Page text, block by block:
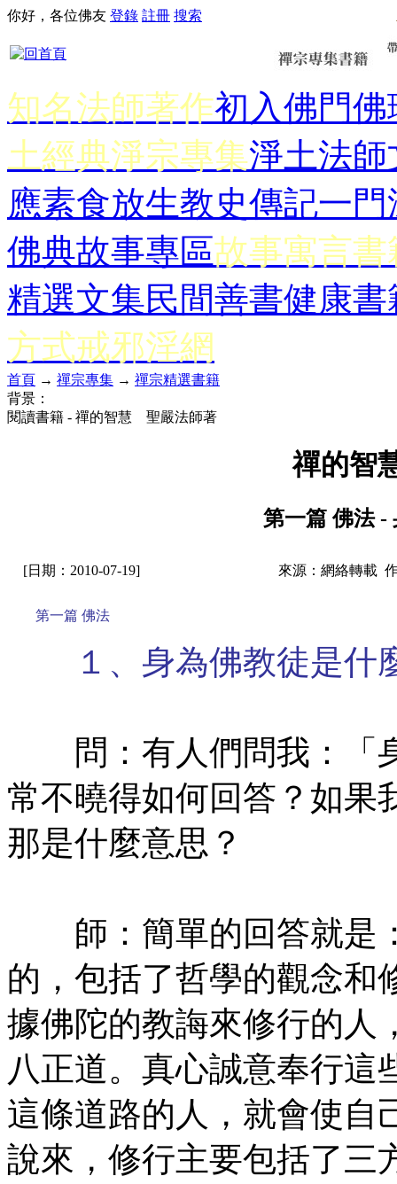
你好，各位佛友 登錄 註冊 搜索
知名法師著作初入佛門佛
土經典淨宗專集淨土法師
應素食放生教史傳記一門
佛典故事專區故事寓言書
精選文集民間善書健康書
方式戒邪淫網
首頁 → 禪宗專集 → 禪宗精選書籍
背景：
閱讀書籍 - 禪的智慧 聖嚴法師著
禪的智
第一篇 佛法 -
[日期：2010-07-19] 來源：網絡轉載
第一篇 佛法
１、身為佛教徒是什
問：有人們問我：「
常不曉得如何回答？如果
那是什麼意思？
師：簡單的回答就是
的，包括了哲學的觀念和
據佛陀的教誨來修行的人
八正道。真心誠意奉行這
這條道路的人，就會使自
說來，修行主要包括了三